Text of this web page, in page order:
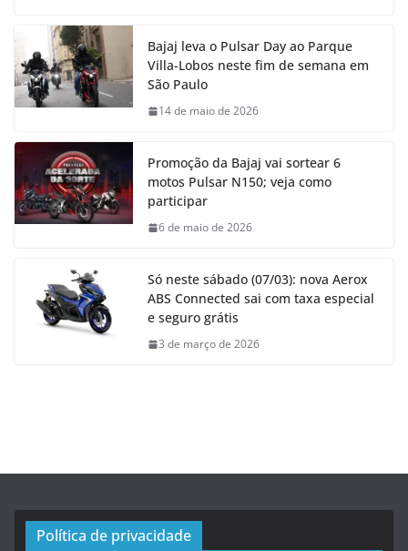
Bajaj leva o Pulsar Day ao Parque
Villa-Lobos neste fim de semana em
São Paulo
14 de maio de 2026
Promoção da Bajaj vai sortear 6
motos Pulsar N150; veja como
participar
6 de maio de 2026
Só neste sábado (07/03): nova Aerox
ABS Connected sai com taxa especial
e seguro grátis
3 de março de 2026
Política de privacidade